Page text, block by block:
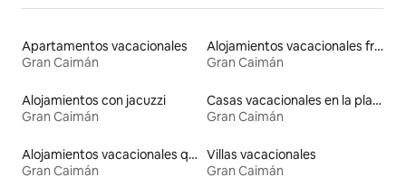
Apartamentos vacacionales
Gran Caimán
Alojamientos vacacionales frente a la playa
Gran Caimán
Alojamientos con jacuzzi
Gran Caimán
Casas vacacionales en la playa
Gran Caimán
Alojamientos vacacionales que admiten mascotas
Gran Caimán
Villas vacacionales
Gran Caimán